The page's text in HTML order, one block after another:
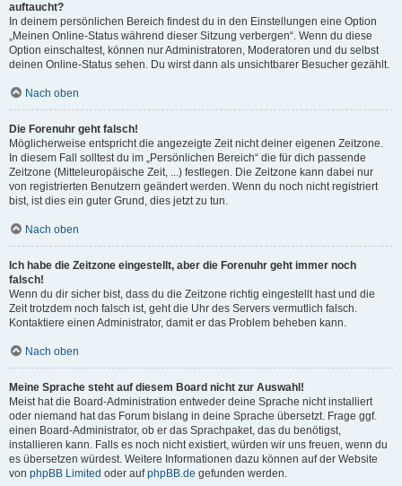
auftaucht?
In deinem persönlichen Bereich findest du in den Einstellungen eine Option
„Meinen Online-Status während dieser Sitzung verbergen“. Wenn du diese
Option einschaltest, können nur Administratoren, Moderatoren und du selbst
deinen Online-Status sehen. Du wirst dann als unsichtbarer Besucher gezählt.
Nach oben
Die Forenuhr geht falsch!
Möglicherweise entspricht die angezeigte Zeit nicht deiner eigenen Zeitzone.
In diesem Fall solltest du im „Persönlichen Bereich“ die für dich passende
Zeitzone (Mitteleuropäische Zeit, ...) festlegen. Die Zeitzone kann dabei nur
von registrierten Benutzern geändert werden. Wenn du noch nicht registriert
bist, ist dies ein guter Grund, dies jetzt zu tun.
Nach oben
Ich habe die Zeitzone eingestellt, aber die Forenuhr geht immer noch
falsch!
Wenn du dir sicher bist, dass du die Zeitzone richtig eingestellt hast und die
Zeit trotzdem noch falsch ist, geht die Uhr des Servers vermutlich falsch.
Kontaktiere einen Administrator, damit er das Problem beheben kann.
Nach oben
Meine Sprache steht auf diesem Board nicht zur Auswahl!
Meist hat die Board-Administration entweder deine Sprache nicht installiert
oder niemand hat das Forum bislang in deine Sprache übersetzt. Frage ggf.
einen Board-Administrator, ob er das Sprachpaket, das du benötigst,
installieren kann. Falls es noch nicht existiert, würden wir uns freuen, wenn du
es übersetzen würdest. Weitere Informationen dazu können auf der Website
von phpBB Limited oder aufphpBB.de gefunden werden.